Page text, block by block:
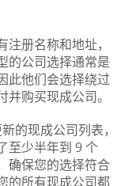
册名称和地址，
的公司选择通常是
此他们会选择绕过
购买现成公司。
的现成公司列表，
至少半年到 9 个
确保您的选择符合
的所有现成公司都